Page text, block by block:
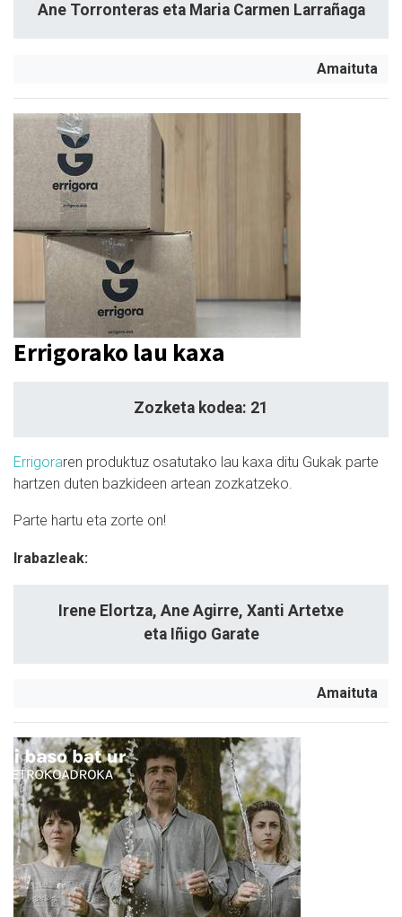
Ane Torronteras eta Maria Carmen Larrañaga
Amaituta
Errigorako lau kaxa
Zozketa kodea: 21
Errigoraren produktuz osatutako lau kaxa ditu Gukak parte
hartzen duten bazkideen artean zozkatzeko.
Parte hartu eta zorte on!
Irabazleak:
Irene Elortza, Ane Agirre, Xanti Artetxe
eta Iñigo Garate
Amaituta